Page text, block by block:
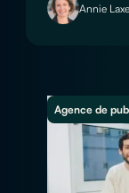
Annie
Agence de